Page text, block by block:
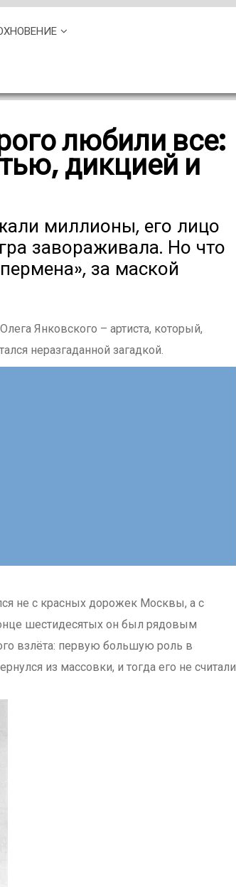
любили все:
дикцией и
миллионы, его лицо
завораживала. Но что
за маской
Янковского – артиста, который,
неразгаданной загадкой.
не с красных дорожек Москвы, а с
шестидесятых он был рядовым
взлёта: первую большую роль в
из массовки, и тогда его не считали